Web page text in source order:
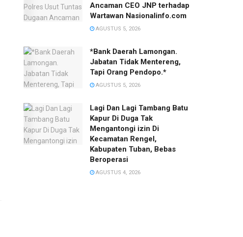
Ancaman CEO JNP terhadap
Wartawan Nasionalinfo.com
AGUSTUS 5, 2026
*Bank Daerah Lamongan.
Jabatan Tidak Mentereng,
Tapi Orang Pendopo.*
AGUSTUS 5, 2026
Lagi Dan Lagi Tambang Batu
Kapur Di Duga Tak
Mengantongi izin Di
Kecamatan Rengel,
Kabupaten Tuban, Bebas
Beroperasi
AGUSTUS 4, 2026